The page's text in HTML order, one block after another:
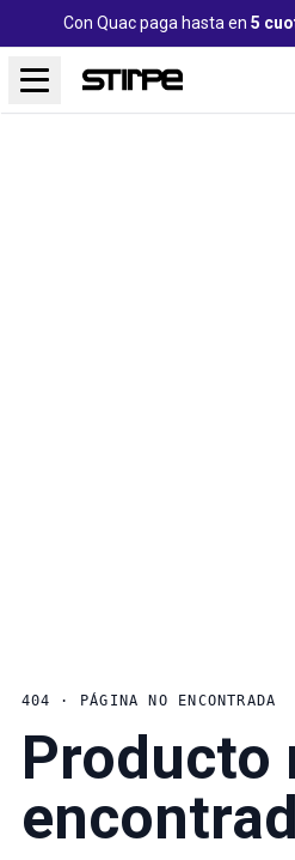
Con Quac paga hasta en 5
404 · PÁGINA NO ENCONTRADA
Producto